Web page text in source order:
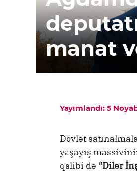
manat
Yayımlandı: 5
Dövlət
yaşayış
qalibi də “Diler